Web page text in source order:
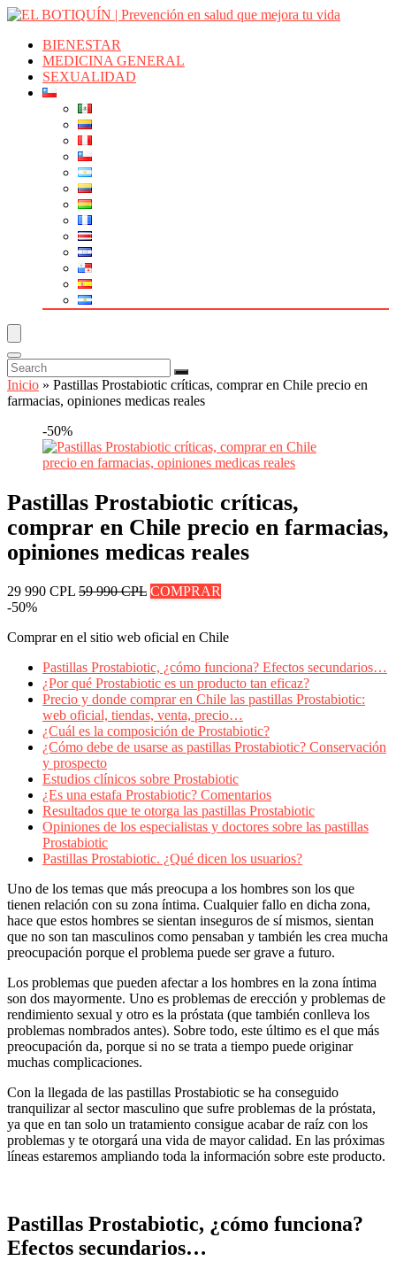
BIENESTAR
MEDICINA GENERAL
SEXUALIDAD
Inicio » Pastillas Prostabiotic críticas, comprar en Chile precio en
farmacias, opiniones medicas reales
-50%
Pastillas Prostabiotic críticas,
comprar en Chile precio en farmacias,
opiniones medicas reales
29 990 CPL 59 990 CPL COMPRAR
-50%
Comprar en el sitio web oficial en Chile
Pastillas Prostabiotic, ¿cómo funciona? Efectos secundarios…
¿Por qué Prostabiotic es un producto tan eficaz?
Precio y donde comprar en Chile las pastillas Prostabiotic:
web oficial, tiendas, venta, precio…
¿Cuál es la composición de Prostabiotic?
¿Cómo debe de usarse as pastillas Prostabiotic? Conservación
y prospecto
Estudios clínicos sobre Prostabiotic
¿Es una estafa Prostabiotic? Comentarios
Resultados que te otorga las pastillas Prostabiotic
Opiniones de los especialistas y doctores sobre las pastillas
Prostabiotic
Pastillas Prostabiotic. ¿Qué dicen los usuarios?
Uno de los temas que más preocupa a los hombres son los que
tienen relación con su zona íntima. Cualquier fallo en dicha zona,
hace que estos hombres se sientan inseguros de sí mismos, sientan
que no son tan masculinos como pensaban y también les crea mucha
preocupación porque el problema puede ser grave a futuro.
Los problemas que pueden afectar a los hombres en la zona íntima
son dos mayormente. Uno es problemas de erección y problemas de
rendimiento sexual y otro es la próstata (que también conlleva los
problemas nombrados antes). Sobre todo, este último es el que más
preocupación da, porque si no se trata a tiempo puede originar
muchas complicaciones.
Con la llegada de las pastillas Prostabiotic se ha conseguido
tranquilizar al sector masculino que sufre problemas de la próstata,
ya que en tan solo un tratamiento consigue acabar de raíz con los
problemas y te otorgará una vida de mayor calidad. En las próximas
líneas estaremos ampliando toda la información sobre este producto.
Pastillas Prostabiotic, ¿cómo funciona?
Efectos secundarios…